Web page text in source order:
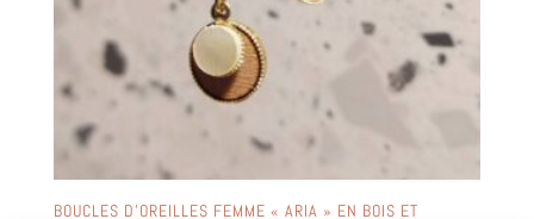
BOUCLES D’OREILLES FEMME « ARIA » EN BOIS ET